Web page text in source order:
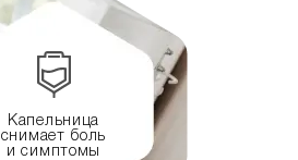
Капельница
снимает боль
и симптомы